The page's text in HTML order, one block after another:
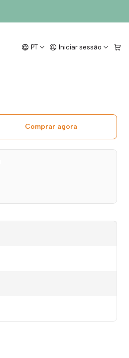
PT Iniciar sessão
Anos
Comprar agora